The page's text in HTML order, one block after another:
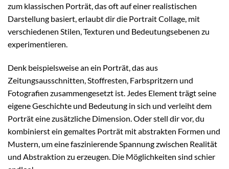
zum klassischen Porträt, das oft auf einer realistischen
Darstellung basiert, erlaubt dir die Portrait Collage, mit
verschiedenen Stilen, Texturen und Bedeutungsebenen zu
experimentieren.
Denk beispielsweise an ein Porträt, das aus
Zeitungsausschnitten, Stoffresten, Farbspritzern und
Fotografien zusammengesetzt ist. Jedes Element trägt seine
eigene Geschichte und Bedeutung in sich und verleiht dem
Porträt eine zusätzliche Dimension. Oder stell dir vor, du
kombinierst ein gemaltes Porträt mit abstrakten Formen und
Mustern, um eine faszinierende Spannung zwischen Realität
und Abstraktion zu erzeugen. Die Möglichkeiten sind schier